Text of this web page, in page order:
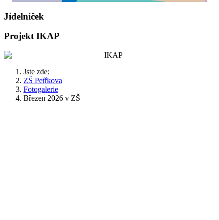
Jídelníček
Projekt IKAP
Jste zde:
ZŠ Petřkova
Fotogalerie
Březen 2026 v ZŠ